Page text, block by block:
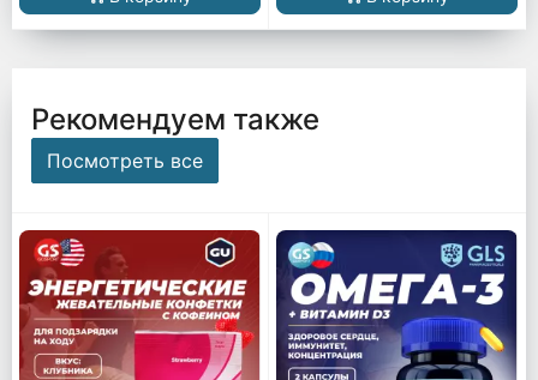
Рекомендуем также
Посмотреть все